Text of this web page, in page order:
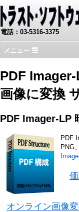
電話：03-5316-3375
メニュー ☰
PDF
画像に変換
PDF Imager-LP
PDF
PNG
オンライン画像